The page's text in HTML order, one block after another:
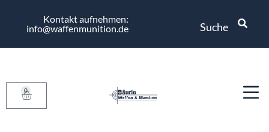
Kontakt aufnehmen:
info@waffenmunition.de
Suche
0